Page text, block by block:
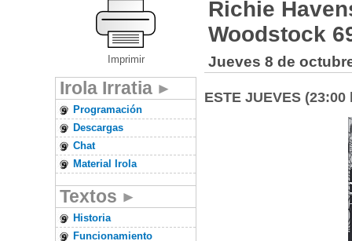
Imprimir
Irola Irratia
Programación
Descargas
Chat
Material Irola
Textos
Historia
Funcionamiento
Richie
Woodstock
Jueves 8 de
ESTE JUEVES (23:00